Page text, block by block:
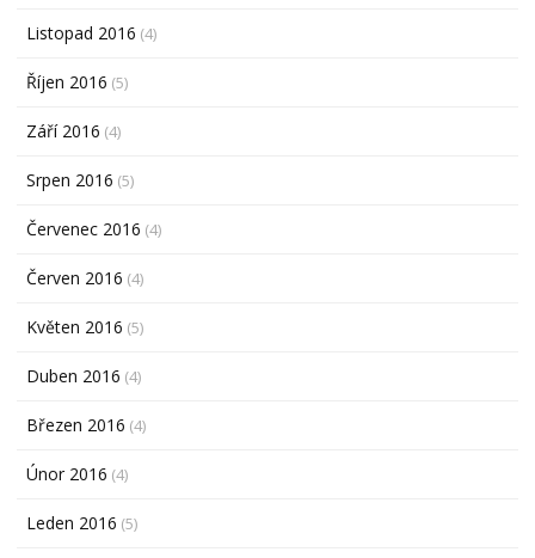
Listopad 2016 (4)
Říjen 2016 (5)
Září 2016 (4)
Srpen 2016 (5)
Červenec 2016 (4)
Červen 2016 (4)
Květen 2016 (5)
Duben 2016 (4)
Březen 2016 (4)
Únor 2016 (4)
Leden 2016 (5)